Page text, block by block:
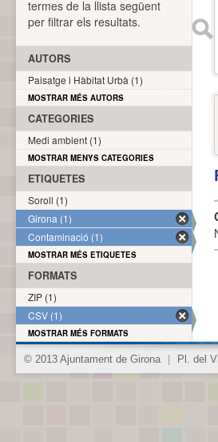
termes de la llista següent
per filtrar els resultats.
AUTORS
Paisatge i Hàbitat Urbà (1)
MOSTRAR MÉS AUTORS
CATEGORIES
Medi ambient (1)
MOSTRAR MENYS CATEGORIES
ETIQUETES
Soroll (1)
Girona (1)
Contaminació (1)
MOSTRAR MÉS ETIQUETES
FORMATS
ZIP (1)
CSV (1)
MOSTRAR MÉS FORMATS
© 2013 Ajuntament de Girona Pl. del